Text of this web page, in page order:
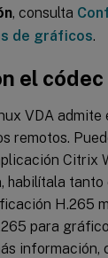
, consulta
de gráficos.
el
VDA
remotos.
H.265
para
información,